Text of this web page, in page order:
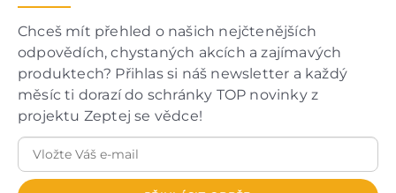
Chceš mít přehled o našich nejčtenějších
odpovědích, chystaných akcích a zajímavých
produktech? Přihlas si náš newsletter a každý
měsíc ti dorazí do schránky TOP novinky z
projektu Zeptej se vědce!